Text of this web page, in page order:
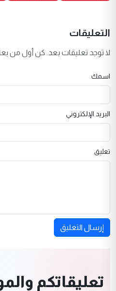
التعليقات
لا توجد تعليقات بعد. كن أول من
اسمك
البريد الإلكتروني
تعليق
إرسال التعليق
تعليقاتكم